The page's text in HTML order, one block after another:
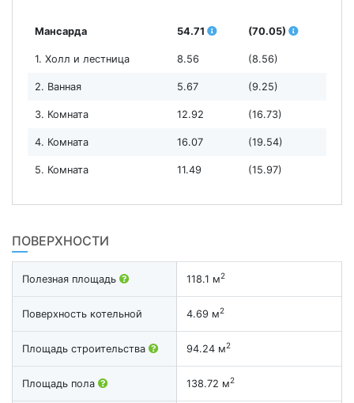
Мансарда 54.71 (70.05)
1. Холл и лестница 8.56 (8.56)
2. Ванная 5.67 (9.25)
3. Комната 12.92 (16.73)
4. Комната 16.07 (19.54)
5. Комната 11.49 (15.97)
ПОВЕРХНОСТИ
Полезная площадь 118.1 м2
Поверхность котельной 4.69 м2
Площадь строительства 94.24 м2
Площадь пола 138.72 м2